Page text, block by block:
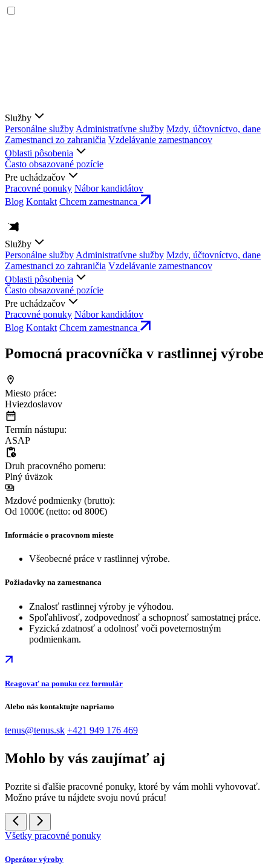
Služby
Personálne služby Administratívne služby Mzdy, účtovníctvo, dane
Zamestnanci zo zahraničia Vzdelávanie zamestnancov
Oblasti pôsobenia
Často obsazované pozície
Pre uchádzačov
Pracovné ponuky Nábor kandidátov
Blog Kontakt Chcem zamestnanca
Služby
Personálne služby Administratívne služby Mzdy, účtovníctvo, dane
Zamestnanci zo zahraničia Vzdelávanie zamestnancov
Oblasti pôsobenia
Často obsazované pozície
Pre uchádzačov
Pracovné ponuky Nábor kandidátov
Blog Kontakt Chcem zamestnanca
Pomocná pracovníčka v rastlinnej výrobe
Miesto práce:
Hviezdoslavov
Termín nástupu:
ASAP
Druh pracovného pomeru:
Plný úväzok
Mzdové podmienky (brutto):
Od 1000€ (netto: od 800€)
Informácie o pracovnom mieste
Všeobecné práce v rastlinnej výrobe.
Požiadavky na zamestnanca
Znalosť rastlinnej výroby je výhodou.
Spoľahlivosť, zodpovednosť a schopnosť samostatnej práce.
Fyzická zdatnosť a odolnosť voči poveternostným
podmienkam.
Reagovať na ponuku cez formulár
Alebo nás kontaktujte napriamo
tenus@tenus.sk +421 949 176 469
Mohlo by vás zaujímať aj
Pozrite si ďalšie pracovné ponuky, ktoré by vám mohli vyhovovať.
Možno práve tu nájdete svoju novú prácu!
Všetky pracovné ponuky
Operátor výroby